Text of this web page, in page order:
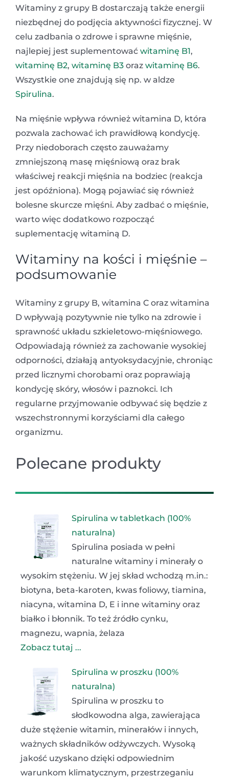
Witaminy z grupy B dostarczają także energii
niezbędnej do podjęcia aktywności fizycznej. W
celu zadbania o zdrowe i sprawne mięśnie,
najlepiej jest suplementować witaminę B1,
witaminę B2, witaminę B3 oraz witaminę B6.
Wszystkie one znajdują się np. w aldze
Spirulina.
Na mięśnie wpływa również witamina D, która
pozwala zachować ich prawidłową kondycję.
Przy niedoborach często zauważamy
zmniejszoną masę mięśniową oraz brak
właściwej reakcji mięśnia na bodziec (reakcja
jest opóźniona). Mogą pojawiać się również
bolesne skurcze mięśni. Aby zadbać o mięśnie,
warto więc dodatkowo rozpocząć
suplementację witaminą D.
Witaminy na kości i mięśnie –
podsumowanie
Witaminy z grupy B, witamina C oraz witamina
D wpływają pozytywnie nie tylko na zdrowie i
sprawność układu szkieletowo-mięśniowego.
Odpowiadają również za zachowanie wysokiej
odporności, działają antyoksydacyjnie, chroniąc
przed licznymi chorobami oraz poprawiają
kondycję skóry, włosów i paznokci. Ich
regularne przyjmowanie odbywać się będzie z
wszechstronnymi korzyściami dla całego
organizmu.
Polecane produkty
Spirulina w tabletkach (100%
naturalna)
Spirulina posiada w pełni
naturalne witaminy i minerały o
wysokim stężeniu. W jej skład wchodzą m.in.:
biotyna, beta-karoten, kwas foliowy, tiamina,
niacyna, witamina D, E i inne witaminy oraz
białko i błonnik. To też źródło cynku,
magnezu, wapnia, żelaza
Zobacz tutaj ...
Spirulina w proszku (100%
naturalna)
Spirulina w proszku to
słodkowodna alga, zawierająca
duże stężenie witamin, minerałów i innych,
ważnych składników odżywczych. Wysoką
jakość uzyskano dzięki odpowiednim
warunkom klimatycznym, przestrzeganiu